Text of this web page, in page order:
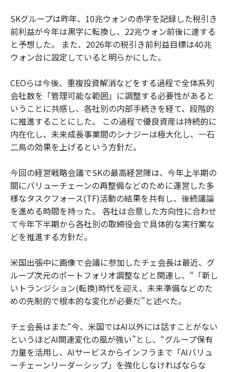
SKグループは昨年、10兆ウォンの赤字を記録した税引き
前利益が今年は黒字に転換し、22兆ウォン前後に達する
と予想した。 また、2026年の税引き前利益目標は40兆
ウォン台に設定していると明らかにした。
CEOらは今後、重複投資解消などをする過程で全体系列
会社数を「管理可能な範囲」に調整する必要性があると
いうことに共感し、各社別の内部手続きを経て、段階的
に推進することにした。 この過程で優良資産は持続的に
内在化し、未来成長事業間のシナジーは極大化し、一石
二鳥の効果を上げるという方針だ。
今回の経営戦略会議でSKの最高経営陣は、今年上半期の
間にバリューチェーンの再整備などのために運営した多
様なタスクフォース(TF)活動の結果を共有し、後続議論
を進める時間を持った。 各社は合意した方向性に合わせ
て今年下半期から各社別の取締役会で具体的な実行案な
どを推進する方針だ。
米国出張中に画像で会議に参加したチェ会長は最近、グ
ループ次元のポートフォリオ調整などと関連し、“「新し
いトランジション(転換)時代を迎え、未来準備などのた
めの先制的で根本的な変化が必要だ”と述べた。
チェ会長はまた“今、米国ではAI以外には話すことがない
というほどAI関連変化の風が強い”とし、“グループ保有
力量を活用し、AIサービスからインフラまで「AIバリュ
ーチェーンリーダーシップ」を強化しなければならな